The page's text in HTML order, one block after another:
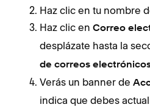
Haz clic en tu nombre
Haz clic en Correo
desplázate hasta la
de correos
Verás un banner de
indica que debes